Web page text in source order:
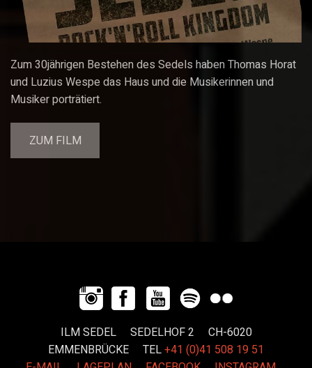
Zum 30jährigen Bestehen des Sedels haben Thomas Horat
und Luzius Wespe das Haus und die Musikerinnen und
Musiker porträtiert.
ZUM FILM
ILM SEDEL SEDELHOF 2 CH-6020
EMMENBRÜCKE TEL+41 (0)41 508 19 51